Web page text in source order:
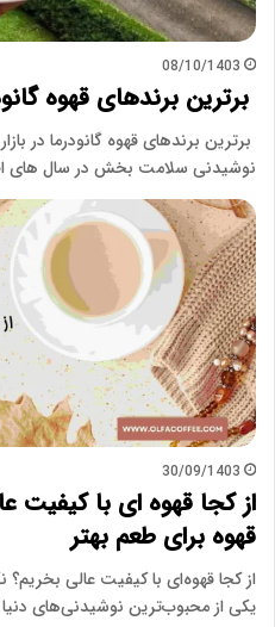
08/10/1403
برترین برندهای قهوه
برترین برندهای قهوه گانودرما در
نوشیدنی سلامت بخش در سال های
30/09/1403
از کجا قهوه ای با کیفیت
قهوه برای طعم بهتر
از کجا قهوه‌ای با کیفیت عالی
یکی از محبوب‌ترین نوشیدنی‌های